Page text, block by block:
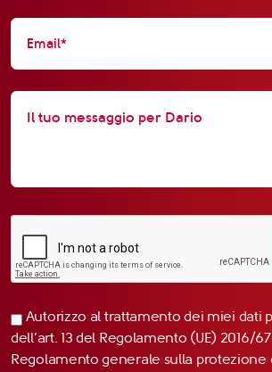
Autorizzo al trattamento dei miei dati
dell’art. 13 del Regolamento (UE) 2016/
Regolamento generale sulla protezione